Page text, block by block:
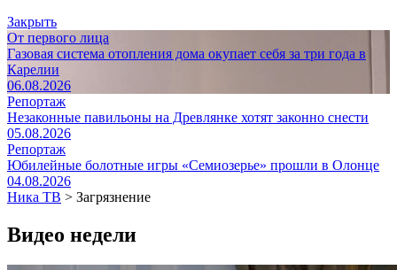
Закрыть
От первого лица
Газовая система отопления дома окупает себя за три года в
Карелии
06.08.2026
Репортаж
Незаконные павильоны на Древлянке хотят законно снести
05.08.2026
Репортаж
Юбилейные болотные игры «Семиозерье» прошли в Олонце
04.08.2026
Ника ТВ > Загрязнение
Видео недели